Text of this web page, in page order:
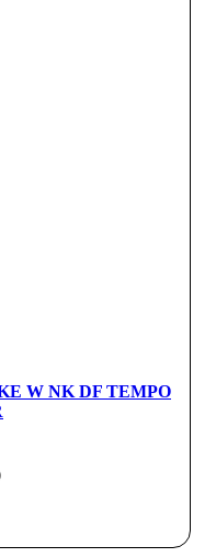
W NK DF TEMPO